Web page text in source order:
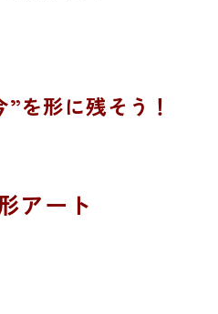
を形に残そう！
アート